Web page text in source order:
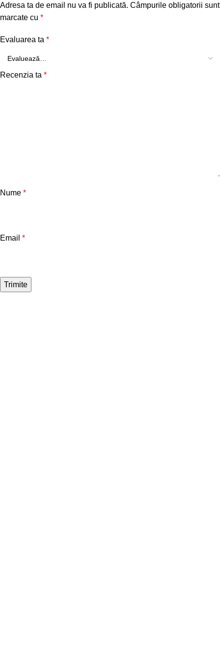
Adresa ta de email nu va fi publicată. Câmpurile obligatorii sunt
marcate cu *
Evaluarea ta *
Recenzia ta *
Nume *
Email *